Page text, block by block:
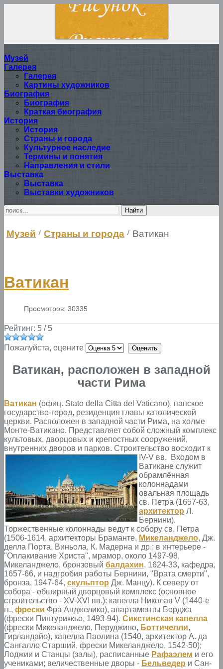
Музей
Галерея
Галерея
Картины художников
Биография
Биография
Краткая биография
История
История
Страны и города
Культурное наследие
Термины и понятия
Направления и стили
Выставка
Выставка
Выставки художников
Найти
Музей Страны и города Ватикан
Ватикан
Просмотров: 30335
Рейтинг: 5 / 5
Пожалуйста, оцените
Ватикан, расположен в западной
части Рима
Ватикан (офиц. Stato della Cittа del Vaticano), папское
государство-город, резиденция главы католической
церкви. Расположен в западной части Рима, на холме
Монте-Ватикано. Представляет собой сложный комплекс
культовых, дворцовых и крепостных сооружений,
внутренних дворов и парков. Строительство восходит к
IV-V вв.
Входом в
Ватикане служит
обрамлённая
колоннадами
овальная площадь
св. Петра (1657-63,
архитектор Л.
Бернини).
Торжественные колоннады ведут к собору св. Петра
(1506-1614, архитекторы Браманте, Микеланджело, Дж.
делла Порта, Виньола, К. Мадерна и др.; в интерьере -
"Оплакивание Христа", мрамор, около 1497-98,
Микеланджело, бронзовый балдахин, 1624-33, кафедра,
1657-66, и надгробия работы Бернини, "Врата смерти",
бронза, 1947-64, скульптор Дж. Манцу). К северу от
собора - обширный дворцовый комплекс (основное
строительство - XV-XVI вв.): капелла Николая V (1440-е
гг., фрески Фра Анджелико), апартаменты Борджа
(фрески Пинтуриккьо, 1493-94). Сикстинская капелла
(фрески Микеланджело, Перуджино, Боттичелли,
Гирландайо), капелла Паолина (1540, архитектор А. да
Сангалло Старший, фрески Микеланджело, 1542-50);
Лоджии и Станцы (залы), расписанные Рафаэлем и его
учениками; величественные дворы - Бельведер и Сан-